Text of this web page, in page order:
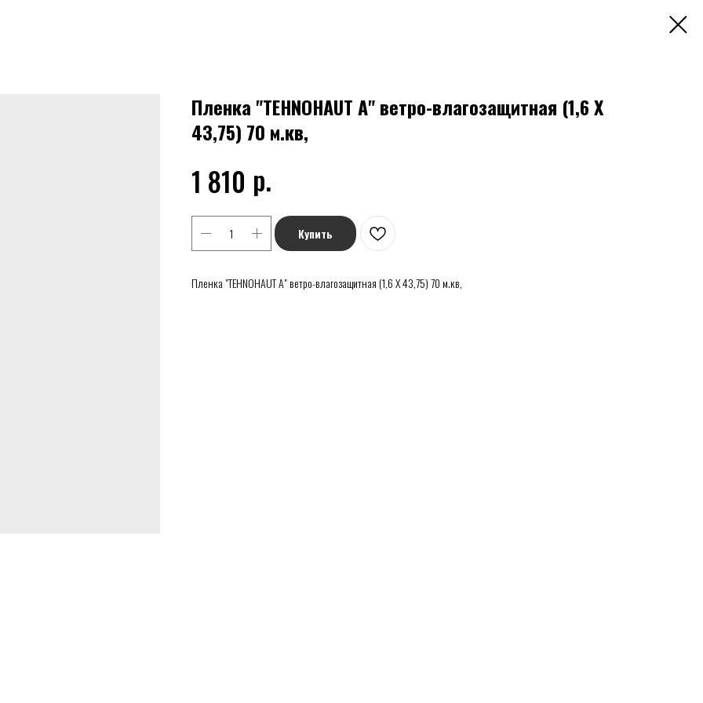
Пленка "TEHNOHAUT А" ветро-влагозащитная (1,6 Х
43,75) 70 м.кв,
1 810 р.
Купить
Пленка "TEHNOHAUT А" ветро-влагозащитная (1,6 Х 43,75) 70 м.кв,